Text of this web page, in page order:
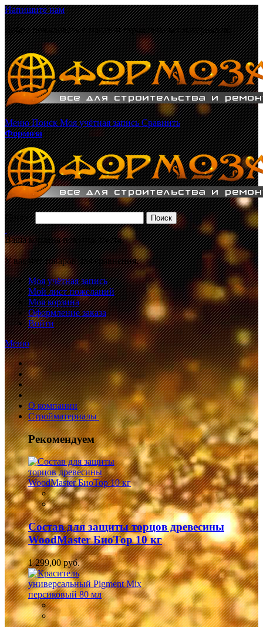
Напишите нам
Добро пожаловать в магазин строительных материалов!
Меню Поиск Моя учётная запись Сравнить
Формоза
Поиск: Поиск
Ваша корзина покупок пуста.
У вас нет товаров для сравнения.
Моя учётная запись
Мой лист пожеланий
Моя корзина
Оформление заказа
Войти
Меню
О компании
Стройматериалы
Рекомендуем
Состав для защиты торцов древесины
WoodMaster БиоТор 10 кг
1 299,00 руб.